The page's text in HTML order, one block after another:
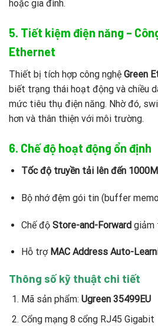
hoặc gia đình.
5. Tiết kiệm điện năng –
Ethernet
Thiết bị tích hợp công nghệ Green
biết trạng thái hoạt động và chiều
mức tiêu thụ điện năng. Nhờ đó,
hơn và thân thiện với môi trường.
6. Chế độ hoạt động ổn định
Tốc độ truyền tải lên đến
Bộ nhớ đệm gói tin (buffer
Chế độ Store-and-Forwardgiảm
Hỗ trợ MAC Address Auto-
Thông số kỹ thuật chi tiết
Mã sản phẩm: Ugreen 35499EU
Cổng mạng 8 cổng RJ45 Gigabit